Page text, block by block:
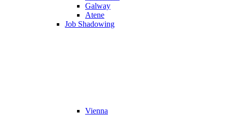
Galway
Atene
Job Shadowing
Vienna